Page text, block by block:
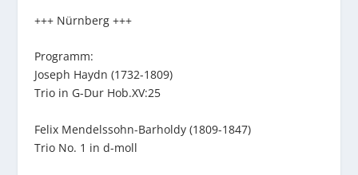
+++ Nürnberg +++
Programm:
Joseph Haydn (1732-1809)
Trio in G-Dur Hob.XV:25
Felix Mendelssohn-Barholdy (1809-1847)
Trio No. 1 in d-moll